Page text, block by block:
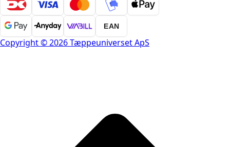
EAN
Copyright © 2026 Tæppeuniverset ApS